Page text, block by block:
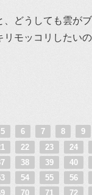
どうしても雲が
モッコリしたいの
5 6 7 8 9
22 23 24
38 39 40
54 55 56
70 71 72